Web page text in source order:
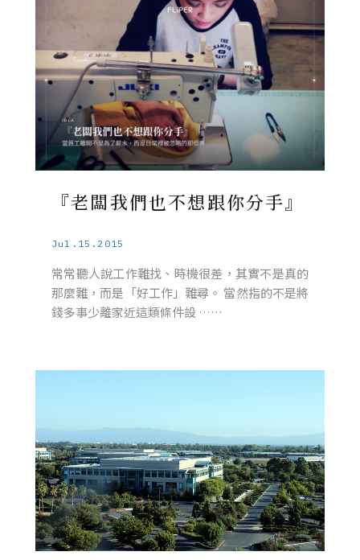
『老闆我們也不想跟你分手』
Jul.15.2015
常常聽人說工作難找、時機很差，其實不是真的
那麼難，而是「好工作」難尋。 當然指的不是將
錢多事少離家近這類條件設 ……